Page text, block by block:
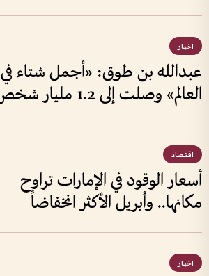
اخبار
عبدالله بن طوق: «أجمل شتاء في
العالم» وصلت إلى 1.2 مليار شخص
اقتصاد
أسعار الوقود في الإمارات تراوح
مكانها.. وأبريل الأكثر انخفاضاً
اخبار